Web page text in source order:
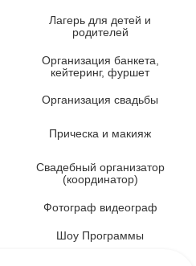
Лагерь для детей и
родителей
Организация банкета,
кейтеринг, фуршет
Организация свадьбы
Прическа и макияж
Свадебный организатор
(координатор)
Фотограф видеограф
Шоу Программы